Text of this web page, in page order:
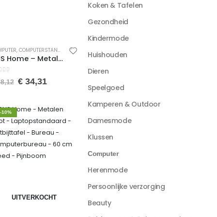
,PC-ACCESSOIRES
, COMPUTERSTANDAARDEN LAPTOPSTANDAARDEN
SNS Home – Metalen Poot – Laptopstandaard – Ontbijttafel – Bureau – Computerbureau – 60 cm Breed – Bendir/Zwart
de 5€34,31
-10%
UITVERKOCHT
Koken & Tafelen
Gezondheid
Kindermode
Huishouden
Dieren
Speelgoed
Kamperen & Outdoor
Damesmode
Klussen
Computer
Herenmode
Persoonlijke verzorging
Beauty